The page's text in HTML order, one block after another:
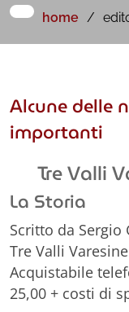
home
Alcune delle
importanti
Tre Valli
La Storia
Scritto da Sergio
Tre Valli
Acquistabile
25,00 + costi di